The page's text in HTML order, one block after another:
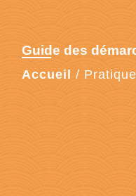
Guide des
Accueil / Pratique